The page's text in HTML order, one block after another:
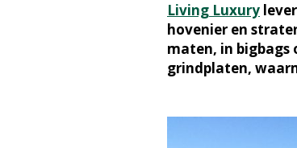
Living Luxury
hovenier en
maten, in
grindplaten,